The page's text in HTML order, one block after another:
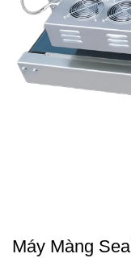
Máy Màng